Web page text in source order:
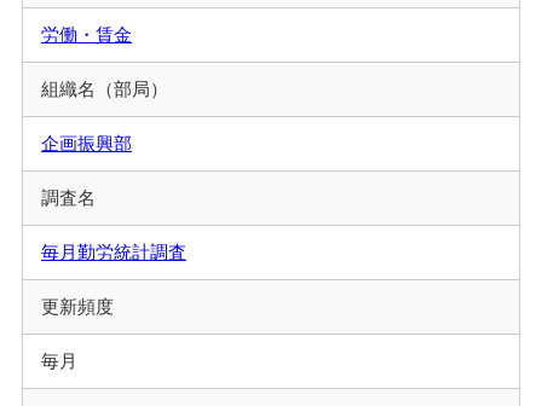
労働・賃金
組織名（部局）
企画振興部
調査名
毎月勤労統計調査
更新頻度
毎月